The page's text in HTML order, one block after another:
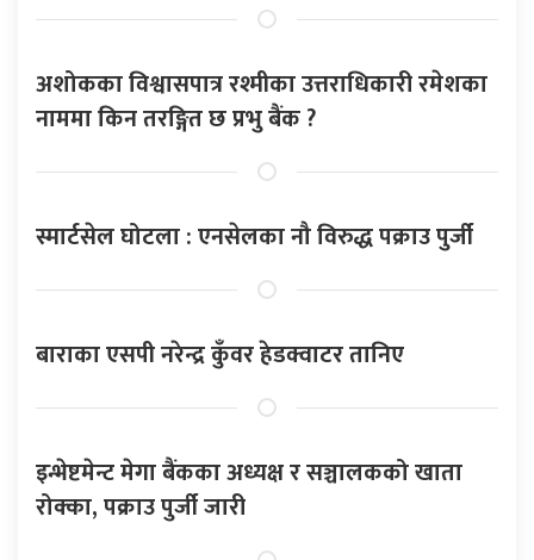
अशोकका विश्वासपात्र रश्मीका उत्तराधिकारी रमेशका
नाममा किन तरङ्गित छ प्रभु बैंक ?
स्मार्टसेल घोटला : एनसेलका नौ विरुद्ध पक्राउ पुर्जी
बाराका एसपी नरेन्द्र कुँवर हेडक्वाटर तानिए
इन्भेष्टमेन्ट मेगा बैंकका अध्यक्ष र सञ्चालकको खाता
रोक्का, पक्राउ पुर्जी जारी